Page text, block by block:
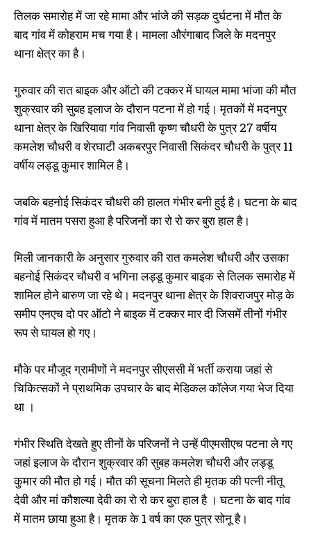
मौत, 1 गम्भीर रूप से घायल
May 28, 2023
November 17, 2024
In "औरंगाबाद"
तिलक समारोह में शामिल होने आए शख्स
को बेलगाम बाइक सवार ने मारी टक्कर,
April 20, 2024
In "औरंगाबाद"
तिलक समारोह में जा रहे मामा और भांजे की सड़क दुर्घटना में मौत के
बाद गांव में कोहराम मच गया है। मामला औरंगाबाद जिले के मदनपुर
थाना क्षेत्र का है।
गुरुवार की रात बाइक और ऑटो की टक्कर में घायल मामा भांजा की मौत
शुक्रवार की सुबह इलाज के दौरान पटना में हो गई। मृतकों में मदनपुर
थाना क्षेत्र के खिरियावा गांव निवासी कृष्ण चौधरी के पुत्र 27 वर्षीय
कमलेश चौधरी व शेरघाटी अकबरपुर निवासी सिकंदर चौधरी के पुत्र 11
वर्षीय लड्डू कुमार शामिल है।
जबकि बहनोई सिकंदर चौधरी की हालत गंभीर बनी हुई है। घटना के बाद
गांव में मातम पसरा हुआ है परिजनों का रो रो कर बुरा हाल है।
मिली जानकारी के अनुसार गुरुवार की रात कमलेश चौधरी और उसका
बहनोई सिकंदर चौधरी व भगिना लड्डू कुमार बाइक से तिलक समारोह में
शामिल होने बारुण जा रहे थे। मदनपुर थाना क्षेत्र के शिवराजपुर मोड़ के
समीप एनएच दो पर ऑटो ने बाइक में टक्कर मार दी जिसमें तीनों गंभीर
रूप से घायल हो गए।
मौके पर मौजूद ग्रामीणों ने मदनपुर सीएससी में भर्ती कराया जहां से
चिकित्सकों ने प्राथमिक उपचार के बाद मेडिकल कॉलेज गया भेज दिया
था ।
गंभीर स्थिति देखते हुए तीनों के परिजनों ने उन्हें पीएमसीएच पटना ले गए
जहां इलाज के दौरान शुक्रवार की सुबह कमलेश चौधरी और लड्डू
कुमार की मौत हो गई। मौत की सूचना मिलते ही मृतक की पत्नी नीतू
देवी और मां कौशल्या देवी का रो रो कर बुरा हाल है । घटना के बाद गांव
में मातम छाया हुआ है। मृतक के 1 वर्ष का एक पुत्र सोनू है।